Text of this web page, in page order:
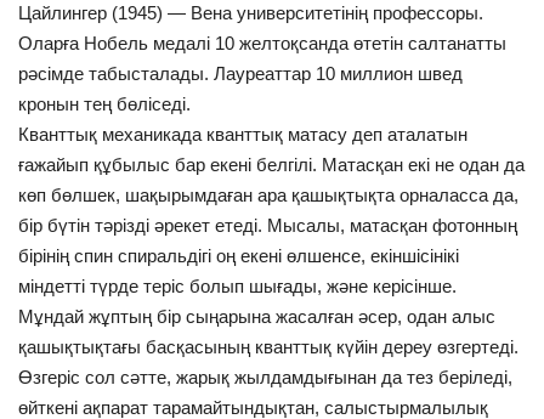
Цайлингер (1945) — Вена университетінің профессоры.
Оларға Нобель медалі 10 желтоқсанда өтетін салтанатты
рәсімде табысталады. Лауреаттар 10 миллион швед
кронын тең бөліседі.
Кванттық механикада кванттық матасу деп аталатын
ғажайып құбылыс бар екені белгілі. Матасқан екі не одан да
көп бөлшек, шақырымдаған ара қашықтықта орналасса да,
бір бүтін тәрізді әрекет етеді. Мысалы, матасқан фотонның
бірінің спин спиральдігі оң екені өлшенсе, екіншісінікі
міндетті түрде теріс болып шығады, және керісінше.
Мұндай жұптың бір сыңарына жасалған әсер, одан алыс
қашықтықтағы басқасының кванттық күйін дереу өзгертеді.
Өзгеріс сол сәтте, жарық жылдамдығынан да тез беріледі,
өйткені ақпарат тарамайтындықтан, салыстырмалылық